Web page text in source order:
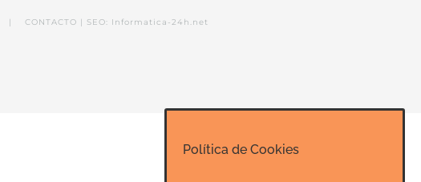
| CONTACTO | SEO: Informatica-24h.net
Política de Cookies